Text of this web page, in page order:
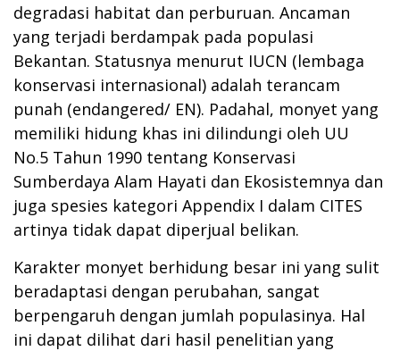
degradasi habitat dan perburuan. Ancaman
yang terjadi berdampak pada populasi
Bekantan. Statusnya menurut IUCN (lembaga
konservasi internasional) adalah terancam
punah (endangered/ EN). Padahal, monyet yang
memiliki hidung khas ini dilindungi oleh UU
No.5 Tahun 1990 tentang Konservasi
Sumberdaya Alam Hayati dan Ekosistemnya dan
juga spesies kategori Appendix I dalam CITES
artinya tidak dapat diperjual belikan.
Karakter monyet berhidung besar ini yang sulit
beradaptasi dengan perubahan, sangat
berpengaruh dengan jumlah populasinya. Hal
ini dapat dilihat dari hasil penelitian yang